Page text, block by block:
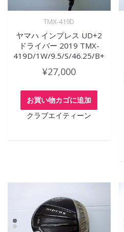
TMX-419D
ヤマハ インプレス UD+2
ドライバー 2019 TMX-
419D/1W/9.5/S/46.25/B+
¥27,000
お買い物カゴに追加
クラブエイティーン